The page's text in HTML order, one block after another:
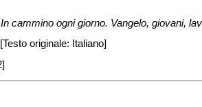
In cammino ogni giorno. Vangelo, giovani,
originale: Italiano]